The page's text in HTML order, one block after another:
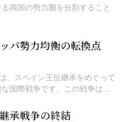
両国の勢力圏を分割すること
パ勢力均衡の転換点
、スペイン王位継承をめぐって
国際戦争です。この戦争は...
承戦争の終結